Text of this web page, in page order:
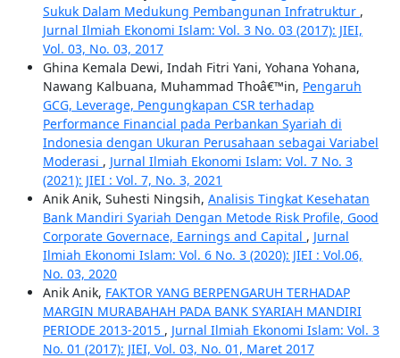
Sukuk Dalam Medukung Pembangunan Infratruktur ,
Jurnal Ilmiah Ekonomi Islam: Vol. 3 No. 03 (2017): JIEI,
Vol. 03, No. 03, 2017
Ghina Kemala Dewi, Indah Fitri Yani, Yohana Yohana,
Nawang Kalbuana, Muhammad Thoâ€™in, Pengaruh
GCG, Leverage, Pengungkapan CSR terhadap
Performance Financial pada Perbankan Syariah di
Indonesia dengan Ukuran Perusahaan sebagai Variabel
Moderasi , Jurnal Ilmiah Ekonomi Islam: Vol. 7 No. 3
(2021): JIEI : Vol. 7, No. 3, 2021
Anik Anik, Suhesti Ningsih, Analisis Tingkat Kesehatan
Bank Mandiri Syariah Dengan Metode Risk Profile, Good
Corporate Governace, Earnings and Capital , Jurnal
Ilmiah Ekonomi Islam: Vol. 6 No. 3 (2020): JIEI : Vol.06,
No. 03, 2020
Anik Anik, FAKTOR YANG BERPENGARUH TERHADAP
MARGIN MURABAHAH PADA BANK SYARIAH MANDIRI
PERIODE 2013-2015 , Jurnal Ilmiah Ekonomi Islam: Vol. 3
No. 01 (2017): JIEI, Vol. 03, No. 01, Maret 2017